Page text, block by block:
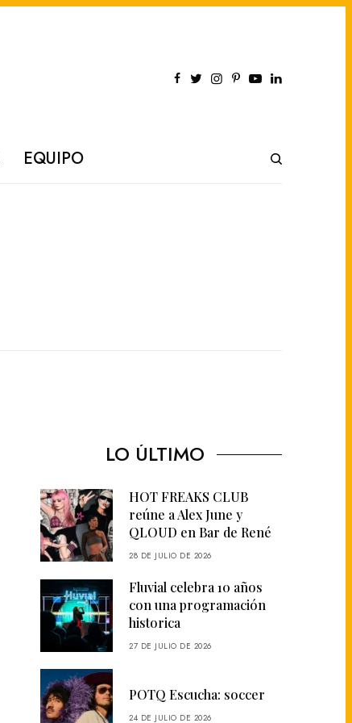
EQUIPO
LO ÚLTIMO
HOT FREAKS CLUB
reúne a Alex June y
QLOUD en Bar de René
28 DE JULIO DE 2026
Fluvial celebra 10 años
con una programación
historica
27 DE JULIO DE 2026
POTQ Escucha: soccer
24 DE JULIO DE 2026